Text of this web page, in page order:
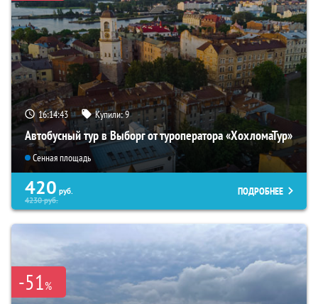
16:14:41 Купили:9
Автобусный тур в Выборг от туроператора «ХохломаТур»
Сенная площадь
420 руб.
4230руб.
ПОДРОБНЕЕ
-51%